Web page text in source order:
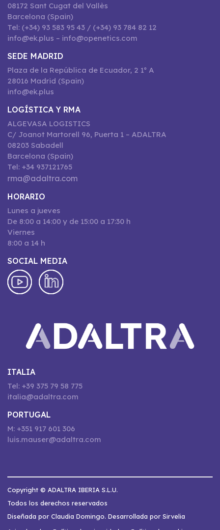
08172 Sant Cugat del Vallès
Barcelona (Spain)
Tel: (+34) 93 583 95 43 / (+34) 93 784 82 12
info@ek.plus – info@openetics.com
SEDE MADRID
Plaza de la República de Ecuador, 2 1º A
28016 Madrid (Spain)
info@ek.plus
LOGÍSTICA Y RMA
ALGEVASA LOGISTICS
C/ Joanot Martorell 96, Puerta 1 – ADALTRA
08203 Sabadell
Barcelona (Spain)
Tel: +34 937121765
rma@adaltra.com
HORARIO
Lunes a jueves
De 8:00 a 14:00 y de 15:00 a 17:30 h
Viernes
8:00 a 14 h
SOCIAL MEDIA
ITALIA
Tel: +39 375 79 58 775
italia@adaltra.com
PORTUGAL
M: +351 917 601 306
luis.mauser@adaltra.com
Copyright © ADALTRA IBERIA S.L.U.
Todos los derechos reservados
Diseñada por Claudia Domingo. Desarrollada por Sirvelia